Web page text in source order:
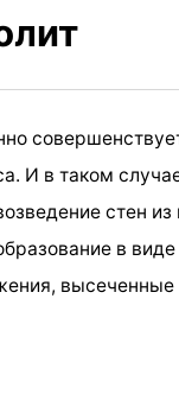
И в таком
стен
в
высеченные